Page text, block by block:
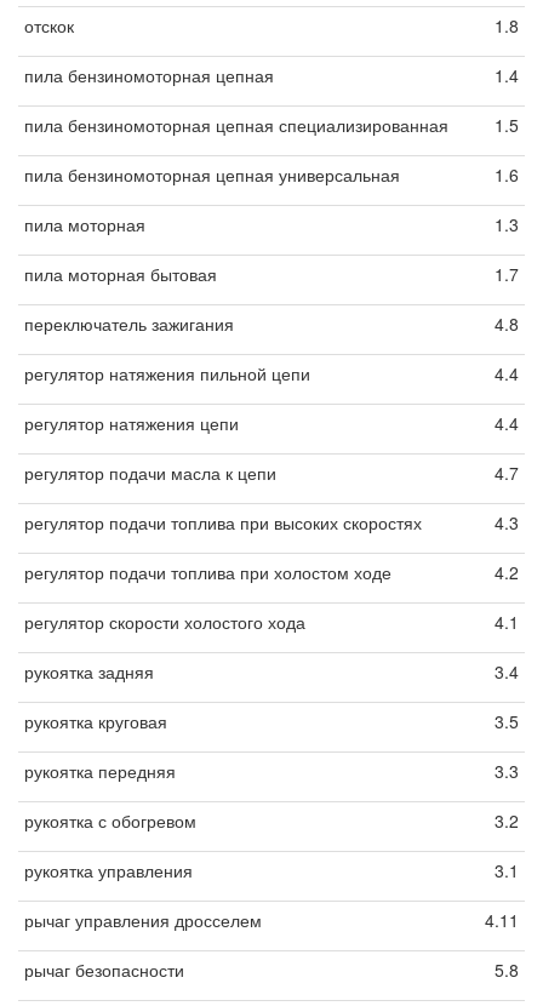
отскок 1.8
пила бензиномоторная цепная 1.4
пила бензиномоторная цепная специализированная 1.5
пила бензиномоторная цепная универсальная 1.6
пила моторная 1.3
пила моторная бытовая 1.7
переключатель зажигания 4.8
регулятор натяжения пильной цепи 4.4
регулятор натяжения цепи 4.4
регулятор подачи масла к цепи 4.7
регулятор подачи топлива при высоких скоростях 4.3
регулятор подачи топлива при холостом ходе 4.2
регулятор скорости холостого хода 4.1
рукоятка задняя 3.4
рукоятка круговая 3.5
рукоятка передняя 3.3
рукоятка с обогревом 3.2
рукоятка управления 3.1
рычаг управления дросселем 4.11
рычаг безопасности 5.8